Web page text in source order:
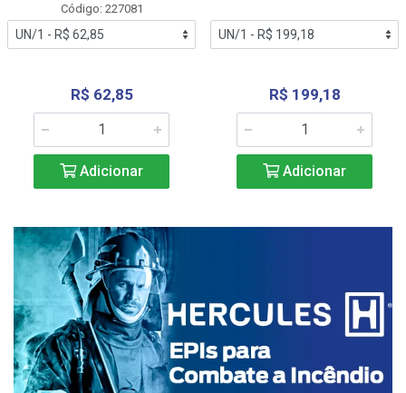
Código: 227081
R$ 62,85
Adicionar
R$ 199,18
Adicionar